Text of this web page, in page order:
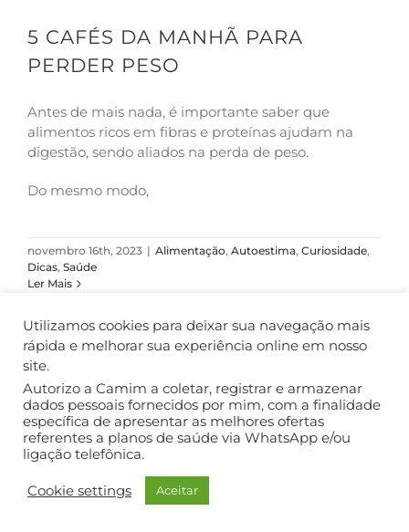
5 CAFÉS DA MANHÃ PARA
PERDER PESO
Antes de mais nada, é importante saber que
alimentos ricos em fibras e proteínas ajudam na
digestão, sendo aliados na perda de peso.
Do mesmo modo,
novembro 16th, 2023 | Alimentação, Autoestima, Curiosidade,
Dicas, Saúde
Ler Mais
COPYRIGHT ©2018. TODOS OS DIREITOS RESERVADOS.
Utilizamos cookies para deixar sua navegação mais
rápida e melhorar sua experiência online em nosso
site.
Autorizo a Camim a coletar, registrar e armazenar
dados pessoais fornecidos por mim, com a finalidade
específica de apresentar as melhores ofertas
referentes a planos de saúde via WhatsApp e/ou
ligação telefônica.
Cookie settings Aceitar